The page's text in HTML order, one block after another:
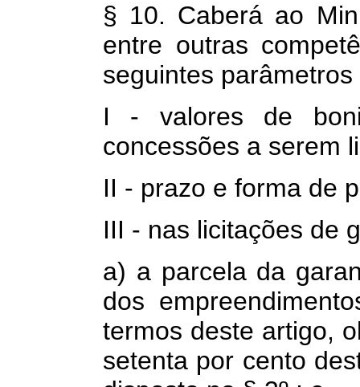
§ 10. Caberá ao
entre outras
seguintes
I - valores de
concessões a serem
II - prazo e forma de
III - nas licitações de
a) a parcela da
dos
termos deste artigo,
setenta por cento